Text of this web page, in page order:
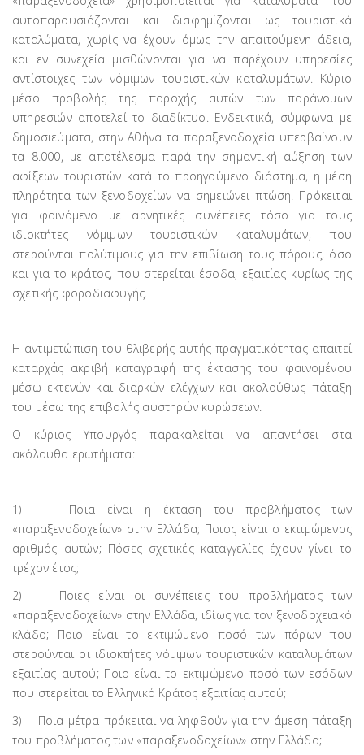
αυτοπαρουσιάζονται και διαφημίζονται ως τουριστικά
καταλύματα, χωρίς να έχουν όμως την απαιτούμενη άδεια,
και εν συνεχεία μισθώνονται για να παρέχουν υπηρεσίες
αντίστοιχες των νόμιμων τουριστικών καταλυμάτων. Κύριο
μέσο προβολής της παροχής αυτών των παράνομων
υπηρεσιών αποτελεί το διαδίκτυο. Ενδεικτικά, σύμφωνα με
δημοσιεύματα, στην Αθήνα τα παραξενοδοχεία υπερβαίνουν
τα 8.000, με αποτέλεσμα παρά την σημαντική αύξηση των
αφίξεων τουριστών κατά το προηγούμενο διάστημα, η μέση
πληρότητα των ξενοδοχείων να σημειώνει πτώση. Πρόκειται
για φαινόμενο με αρνητικές συνέπειες τόσο για τους
ιδιοκτήτες νόμιμων τουριστικών καταλυμάτων, που
στερούνται πολύτιμους για την επιβίωση τους πόρους, όσο
και για το κράτος, που στερείται έσοδα, εξαιτίας κυρίως της
σχετικής φοροδιαφυγής.
Η αντιμετώπιση του θλιβερής αυτής πραγματικότητας απαιτεί
καταρχάς ακριβή καταγραφή της έκτασης του φαινομένου
μέσω εκτενών και διαρκών ελέγχων και ακολούθως πάταξη
του μέσω της επιβολής αυστηρών κυρώσεων.
Ο κύριος Υπουργός παρακαλείται να απαντήσει στα
ακόλουθα ερωτήματα:
1) Ποια είναι η έκταση του προβλήματος των
«παραξενοδοχείων» στην Ελλάδα; Ποιος είναι ο εκτιμώμενος
αριθμός αυτών; Πόσες σχετικές καταγγελίες έχουν γίνει το
τρέχον έτος;
2) Ποιες είναι οι συνέπειες του προβλήματος των
«παραξενοδοχείων» στην Ελλάδα, ιδίως για τον ξενοδοχειακό
κλάδο; Ποιο είναι το εκτιμώμενο ποσό των πόρων που
στερούνται οι ιδιοκτήτες νόμιμων τουριστικών καταλυμάτων
εξαιτίας αυτού; Ποιο είναι το εκτιμώμενο ποσό των εσόδων
που στερείται το Ελληνικό Κράτος εξαιτίας αυτού;
3) Ποια μέτρα πρόκειται να ληφθούν για την άμεση πάταξη
του προβλήματος των «παραξενοδοχείων» στην Ελλάδα;